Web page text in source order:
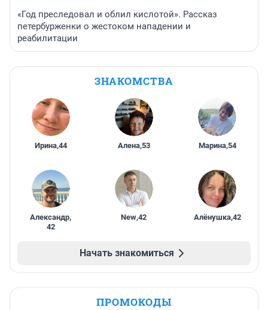
«Год преследовал и облил кислотой». Рассказ
петербурженки о жестоком нападении и
реабилитации
ЗНАКОМСТВА
Ирина,44 Алена,53 Марина,54
Александр,
42
New,42 Алёнушка,42
Начать знакомиться
ПРОМОКОДЫ